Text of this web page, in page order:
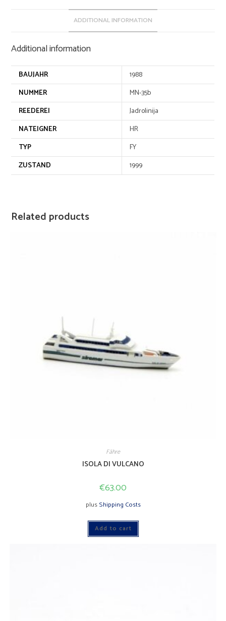
i
v
e
ADDITIONAL INFORMATION
Additional information
BAUJAHR
1988
NUMMER
MN-35b
REEDEREI
Jadrolinija
NATEIGNER
HR
TYP
FY
ZUSTAND
1999
Related products
Fähre
ISOLA DI VULCANO
€63.00
plusShipping Costs
Add to cart